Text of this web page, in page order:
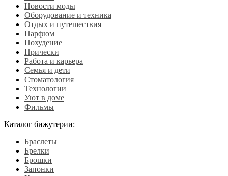
Новости моды
Оборудование и техника
Отдых и путешествия
Парфюм
Похудение
Прически
Работа и карьера
Семья и дети
Стоматология
Технологии
Уют в доме
Фильмы
Каталог бижутерии:
Браслеты
Брелки
Брошки
Запонки